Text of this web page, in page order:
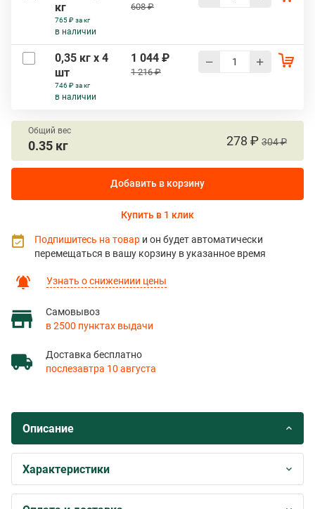
кг
765 ₽ за кг
в наличии
608 ₽
0,35 кг х 4
шт
746 ₽ за кг
в наличии
1 044 ₽
1 216 ₽
Узнать о снижениии цены
Самовывоз
в 2500 пунктах выдачи
Доставка бесплатно
послезавтра 10 августа
Общий вес
0.35 кг 278 ₽ 304 ₽
Добавить в корзину
Купить в 1 клик
Подпишитесь на товар и он будет автоматически
перемещаться в вашу корзину в указанное время
Описание
Характеристики